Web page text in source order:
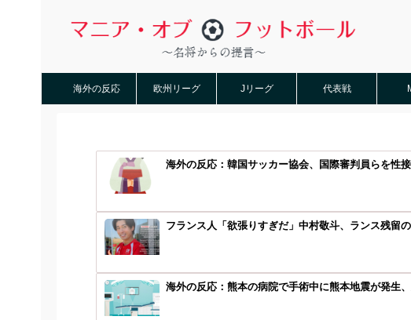
海外の反応 欧州リーグ Jリーグ 代表戦
海外の反応：韓国サッカー協会、国際審判員らを性
フランス人「欲張りすぎだ」中村敬斗、ランス残留
海外の反応：熊本の病院で手術中に熊本地震が発生